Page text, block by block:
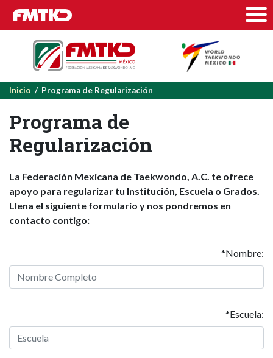
Inicio / Programa de Regularización
Programa de
Regularización
La Federación Mexicana de Taekwondo, A.C. te ofrece
apoyo para regularizar tu Institución, Escuela o Grados.
Llena el siguiente formulario y nos pondremos en
contacto contigo:
*Nombre:
*Escuela: